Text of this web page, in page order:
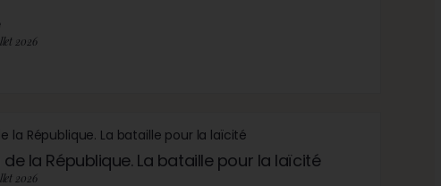
2026
la République. La bataille pour la laïcité
2026